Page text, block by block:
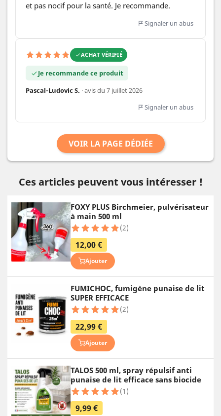
et pas nocif pour la santé. Je recommande.
Signaler un abus
ACHAT VÉRIFIÉ
Je recommande ce produit
Pascal-Ludovic S. · avis du 7 juillet 2026
Signaler un abus
VOIR LA PAGE DÉDIÉE
Ces articles peuvent vous intéresser !
FOXY PLUS Birchmeier, pulvérisateur
à main 500 ml
(2)
12,00 €
Ajouter
FUMICHOC, fumigène punaise de lit
SUPER EFFICACE
(2)
22,99 €
Ajouter
TALOS 500 ml, spray répulsif anti
punaise de lit efficace sans biocide
(1)
9,99 €